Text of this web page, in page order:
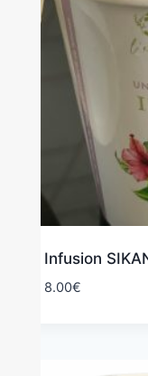
Infusion
8.00€